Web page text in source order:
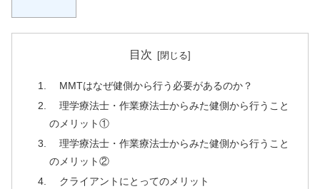
目次
MMTはなぜ健側から行う必要があるのか？
理学療法士・作業療法士からみた健側から行うこと
のメリット①
理学療法士・作業療法士からみた健側から行うこと
のメリット②
クライアントにとってのメリット